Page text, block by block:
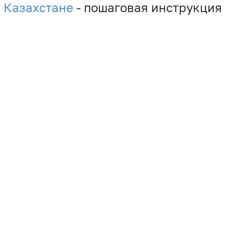
Казахстане - пошаговая инструкция